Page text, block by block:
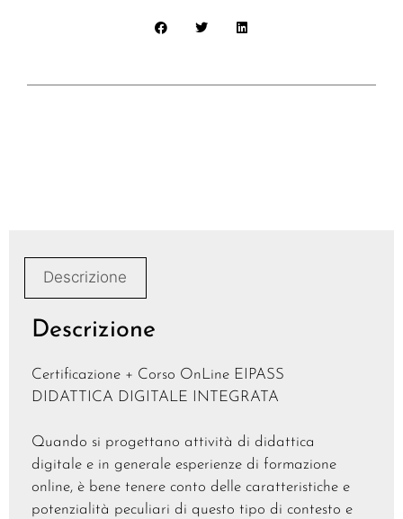
Descrizione
Descrizione
Certificazione + Corso OnLine EIPASS
DIDATTICA DIGITALE INTEGRATA
Quando si progettano attività di didattica
digitale e in generale esperienze di formazione
online, è bene tenere conto delle caratteristiche e
potenzialità peculiari di questo tipo di contesto e